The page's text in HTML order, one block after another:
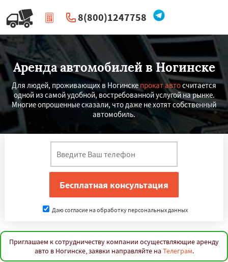
8(800)1247758
| Перезвоните мне
Аренда автомобилей в Ногинске
Для людей, проживающих в Ногинскепрокат автосчитается
одной из самой удобной, востребованной услугой на рынке.
Многие опрошенные сказали, что даже не хотят собственный
автомобиль.
Даю согласие на обработку персональных данных
Приглашаем к сотрудничеству компании осуществляющие аренду
авто в Ногинске, заявки направляйте на Телеграм.